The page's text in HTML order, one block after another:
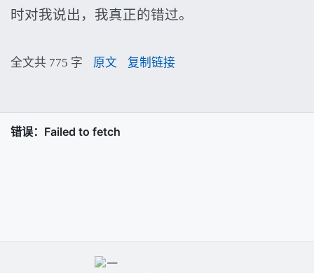
时对我说出，我真正的错过。
全文共 775 字 原文 复制链接